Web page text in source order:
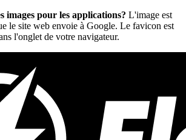
images pour les applications? L'image est
le site web envoie à Google. Le favicon est
l'onglet de votre navigateur.